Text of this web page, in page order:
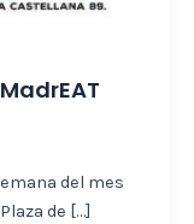
del mes
de […]